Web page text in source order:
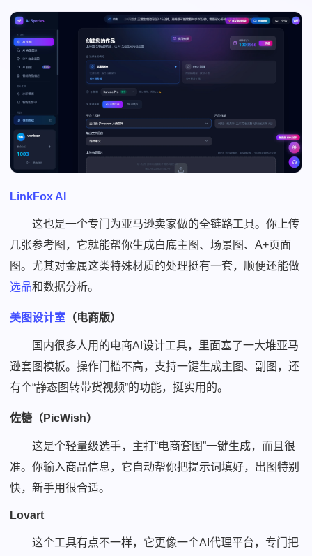
LinkFox AI
这也是一个专门为亚马逊卖家做的全链路工具。你上传
几张参考图，它就能帮你生成白底主图、场景图、A+页面
图。尤其对金属这类特殊材质的处理挺有一套，顺便还能做
选品和数据分析。
美图设计室 （电商版）
国内很多人用的电商AI设计工具，里面塞了一大堆亚马
逊套图模板。操作门槛不高，支持一键生成主图、副图，还
有个“静态图转带货视频”的功能，挺实用的。
佐糖（PicWish）
这是个轻量级选手，主打“电商套图”一键生成，而且很
准。你输入商品信息，它自动帮你把提示词填好，出图特别
快，新手用很合适。
Lovart
这个工具有点不一样，它更像一个AI代理平台，专门把